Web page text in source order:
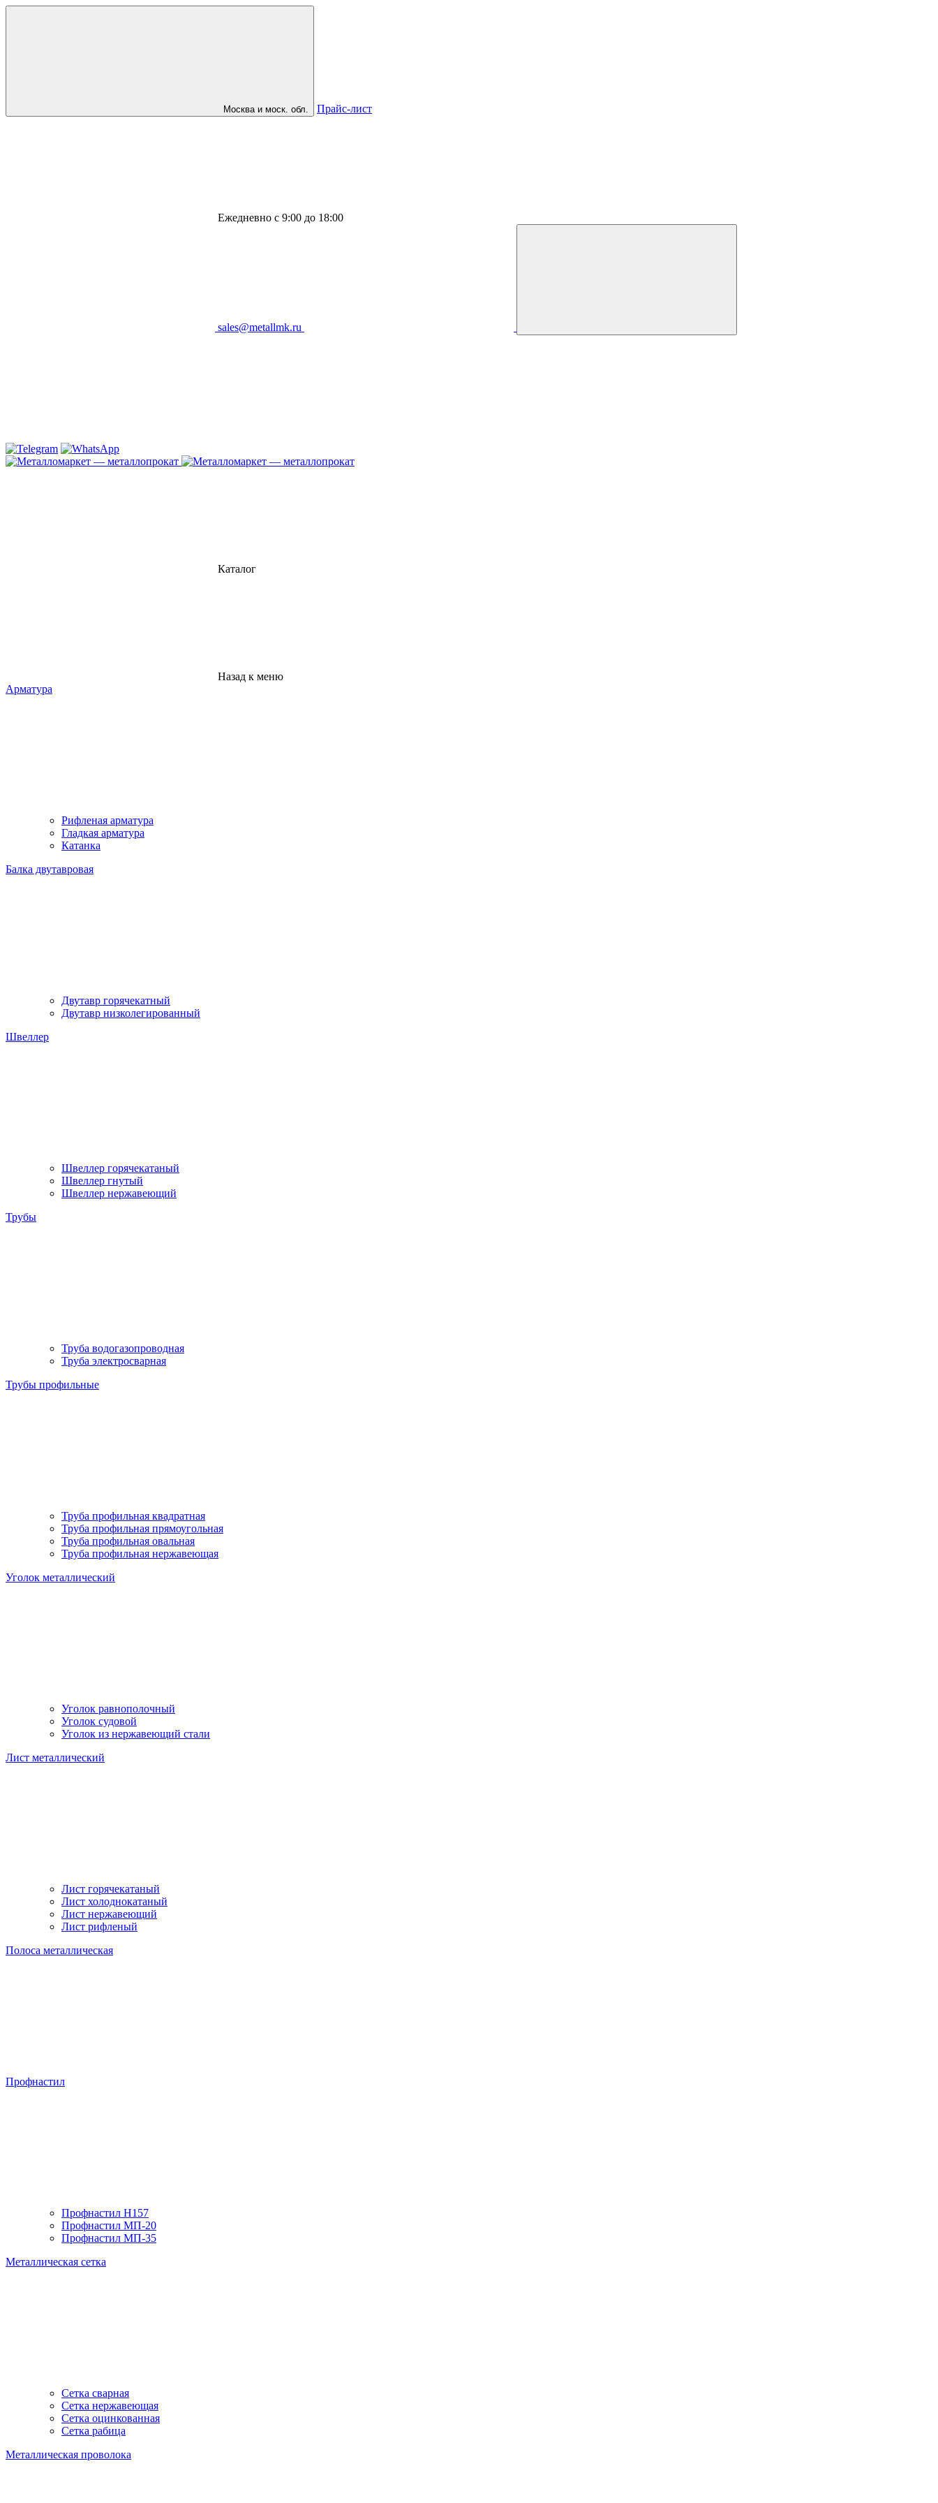
Москва и моск. обл. Прайс-лист
Ежедневно с 9:00 до 18:00
sales@metallmk.ru
Каталог
Назад к меню
Арматура
Рифленая арматура
Гладкая арматура
Катанка
Балка двутавровая
Двутавр горячекатный
Двутавр низколегированный
Швеллер
Швеллер горячекатаный
Швеллер гнутый
Швеллер нержавеющий
Трубы
Труба водогазопроводная
Труба электросварная
Трубы профильные
Труба профильная квадратная
Труба профильная прямоугольная
Труба профильная овальная
Труба профильная нержавеющая
Уголок металлический
Уголок равнополочный
Уголок судовой
Уголок из нержавеющий стали
Лист металлический
Лист горячекатаный
Лист холоднокатаный
Лист нержавеющий
Лист рифленый
Полоса металлическая
Профнастил
Профнастил H157
Профнастил МП-20
Профнастил МП-35
Металлическая сетка
Сетка сварная
Сетка нержавеющая
Сетка оцинкованная
Сетка рабица
Металлическая проволока